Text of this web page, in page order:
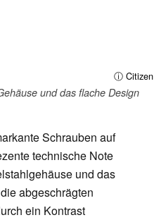
ⓘ Citizen
und das flache Design
Schrauben auf
technische Note
und das
abgeschrägten
ein Kontrast